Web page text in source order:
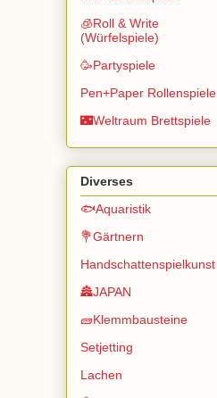
🧊Roll & Write
(Würfelspiele)
🥳Partyspiele
Pen+Paper Rollenspiele
🌃Weltraum Brettspiele
Diverses
🐟Aquaristik
💐Gärtnern
Handschattenspielkunst
🏯JAPAN
🧱Klemmbausteine
Setjetting
Lachen